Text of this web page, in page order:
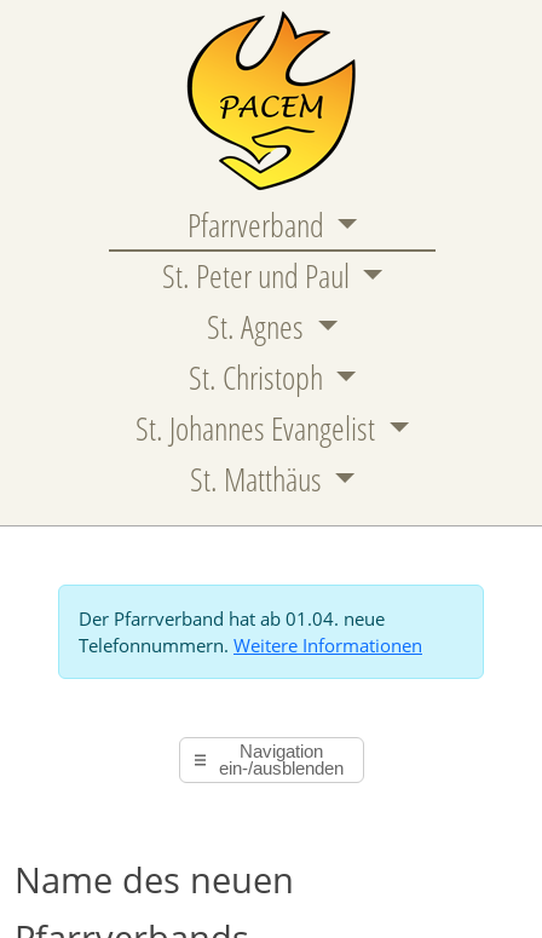
Pfarrverband
St. Peter und Paul
St. Agnes
St. Christoph
St. Johannes Evangelist
St. Matthäus
Der Pfarrverband hat ab 01.04. neue
Telefonnummern. Weitere Informationen
Navigation
ein-/ausblenden
Name des neuen